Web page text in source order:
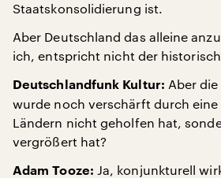
Staatskonsolidierung ist.
Aber Deutschland das alleine
ich, entspricht nicht der
Deutschlandfunk Kultur: Aber
wurde noch verschärft durch eine
Ländern nicht geholfen hat,
vergrößert hat?
Adam Tooze: Ja, konjunkturell